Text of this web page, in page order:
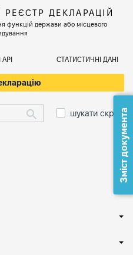
ДЕКЛАРАЦІЙ
функцій держави або місцевого
СТАТИСТИЧНІ ДАНІ
шукати скрізьЗміст документа